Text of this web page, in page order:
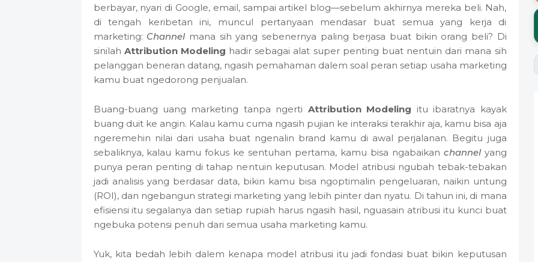
berbayar, nyari di Google, email, sampai artikel blog—sebelum akhirnya mereka beli. Nah,
di tengah keribetan ini, muncul pertanyaan mendasar buat semua yang kerja di
marketing: Channelmana sih yang sebenernya paling berjasa buat bikin orang beli? Di
sinilah Attribution Modeling hadir sebagai alat super penting buat nentuin dari mana sih
pelanggan beneran datang, ngasih pemahaman dalem soal peran setiap usaha marketing
kamu buat ngedorong penjualan.
Buang-buang uang marketing tanpa ngerti Attribution Modeling itu ibaratnya kayak
buang duit ke angin. Kalau kamu cuma ngasih pujian ke interaksi terakhir aja, kamu bisa aja
ngeremehin nilai dari usaha buat ngenalin brand kamu di awal perjalanan. Begitu juga
sebaliknya, kalau kamu fokus ke sentuhan pertama, kamu bisa ngabaikan channelyang
punya peran penting di tahap nentuin keputusan. Model atribusi ngubah tebak-tebakan
jadi analisis yang berdasar data, bikin kamu bisa ngoptimalin pengeluaran, naikin untung
(ROI), dan ngebangun strategi marketing yang lebih pinter dan nyatu. Di tahun ini, di mana
efisiensi itu segalanya dan setiap rupiah harus ngasih hasil, nguasain atribusi itu kunci buat
ngebuka potensi penuh dari semua usaha marketing kamu.
Yuk, kita bedah lebih dalem kenapa model atribusi itu jadi fondasi buat bikin keputusan